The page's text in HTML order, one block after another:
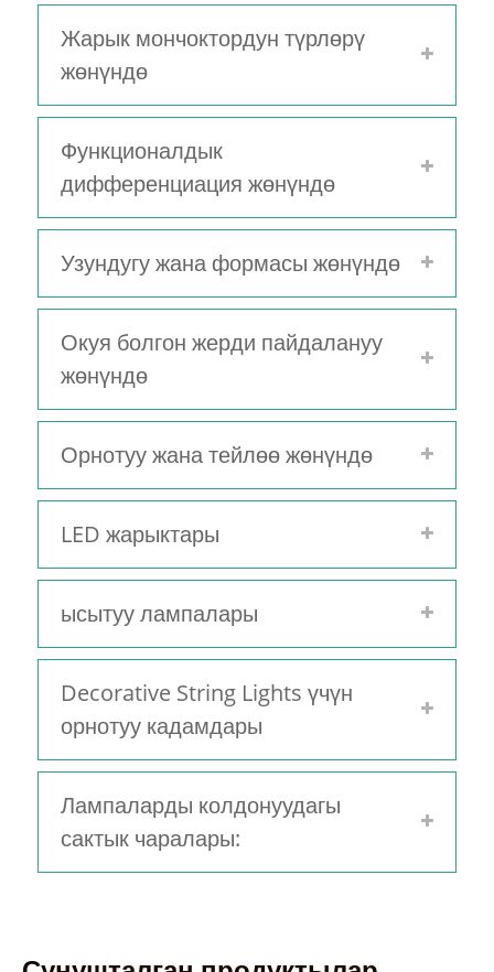
Жарык мончоктордун түрлөрү
жөнүндө
Функционалдык
дифференциация жөнүндө
Узундугу жана формасы жөнүндө
Окуя болгон жерди пайдалануу
жөнүндө
Орнотуу жана тейлөө жөнүндө
LED жарыктары
ысытуу лампалары
Decorative String Lights үчүн
орнотуу кадамдары
Лампаларды колдонуудагы
сактык чаралары: